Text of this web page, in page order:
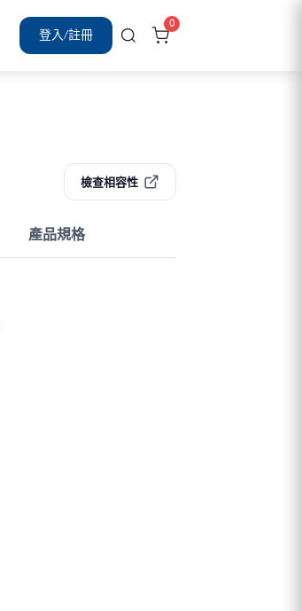
登入/註冊
0
檢查相容性
產品規格